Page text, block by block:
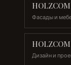
Фасады и
Дизайн и